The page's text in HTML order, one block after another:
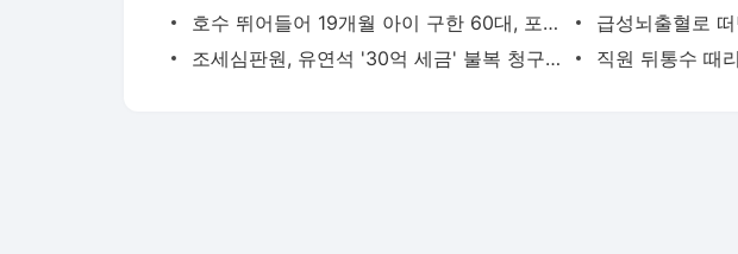
호수 뛰어들어 19개월 아이 구한 60대, 포상금 나눔까지 | 연합뉴스
조세심판원, 유연석 '30억 세금' 불복 청구 기각 | 연합뉴스